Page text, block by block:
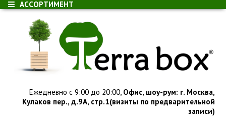
АССОРТИМЕНТ
Ежедневно с 9:00 до 20:00, Офис, шоу-рум: г. Москва,
Кулаков пер., д.9А, стр.1(визиты по предварительной
записи)